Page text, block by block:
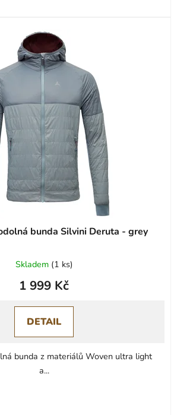
bunda Silvini Deruta - grey
Skladem (1 ks)
1 999 Kč
DETAIL
bunda z materiálů Woven ultra light
a...